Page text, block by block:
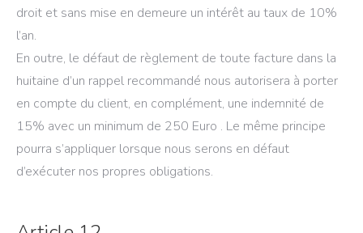
droit et sans mise en demeure un intérêt au taux de 10%
l’an.
En outre, le défaut de règlement de toute facture dans la
huitaine d’un rappel recommandé nous autorisera à porter
en compte du client, en complément, une indemnité de
15% avec un minimum de 250 Euro . Le même principe
pourra s’appliquer lorsque nous serons en défaut
d’exécuter nos propres obligations.